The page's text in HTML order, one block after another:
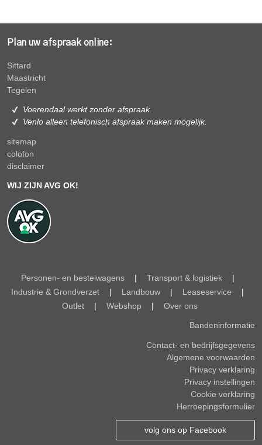
Plan uw afspraak online:
Sittard
Maastricht
Tegelen
Voerendaal werkt zonder afspraak.
Venlo alleentelefonisch afspraak maken mogelijk.
sitemap
colofon
disclaimer
WIJ ZIJN AVG OK!
Personen- en bestelwagens | Transport & logistiek
|
Industrie & Grondverzet
| Landbouw | Leaseservice
|
Outlet
| Webshop | Over ons
Bandeninformatie
Contact- en bedrijfsgegevens
Algemene voorwaarden
Privacy verklaring
Privacy instellingen
Cookie verklaring
Herroepingsformulier
volg ons op Facebook